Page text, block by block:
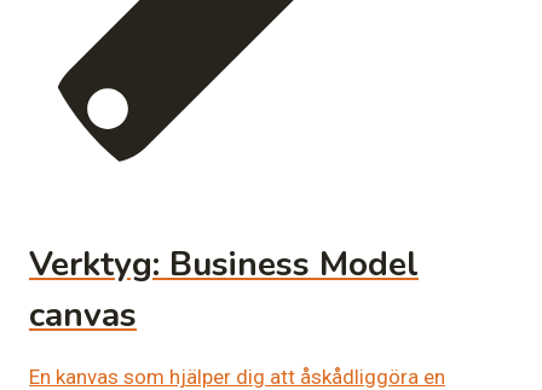
Verktyg: Business Model
canvas
En kanvas som hjälper dig att åskådliggöra en